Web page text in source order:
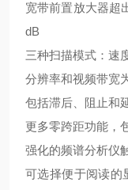
宽带前置放大器超
dB
三种扫描模式：速
分辨率和视频带宽
包括滞后、阻止和
更多零跨距功能，
强化的频谱分析仪
可选择便于阅读的